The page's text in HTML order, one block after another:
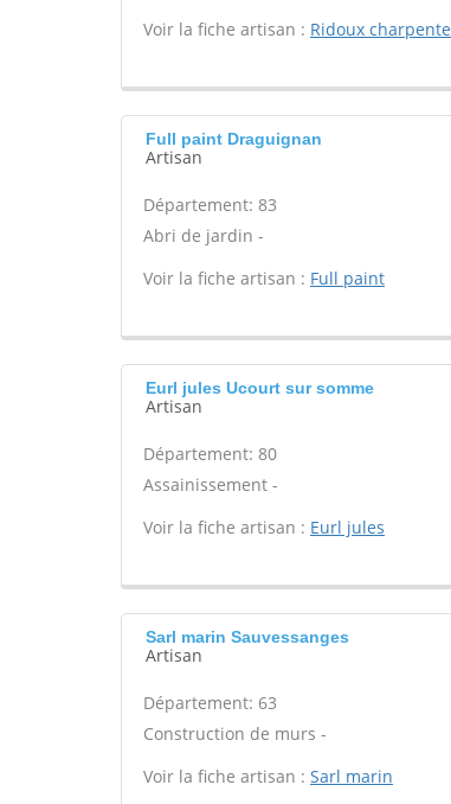
Voir la fiche artisan : Ridoux charpente
Full paint Draguignan
Artisan
Département: 83
Abri de jardin -
Voir la fiche artisan : Full paint
Eurl jules Ucourt sur somme
Artisan
Département: 80
Assainissement -
Voir la fiche artisan : Eurl jules
Sarl marin Sauvessanges
Artisan
Département: 63
Construction de murs -
Voir la fiche artisan : Sarl marin